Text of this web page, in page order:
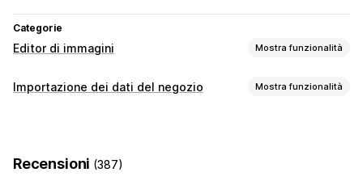
Categorie
Editor di immagini Mostra funzionalità
Ottimizzazione delle immagini
Riempimento generativo
Importazione dei dati del negozio Mostra funzionalità
Sincronizzazione in tempo reale
Recensioni (387)